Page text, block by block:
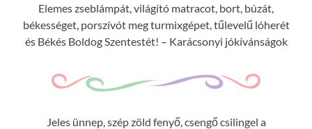
Elemes zseblámpát, világító matracot, bort, búzát,
békességet, porszívót meg turmixgépet, tűlevelű lóherét
és Békés Boldog Szentestét! – Karácsonyi jókívánságok
Jeles ünnep, szép zöld fenyő, csengő csilingel a